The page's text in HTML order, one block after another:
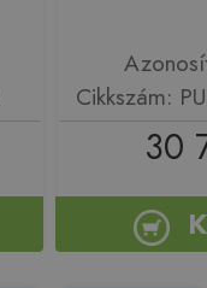
Cikkszám:
30